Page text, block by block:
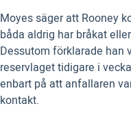
Moyes säger att Rooney
båda aldrig har bråkat
Dessutom förklarade han
reservlaget tidigare i
enbart på att anfallaren
kontakt.